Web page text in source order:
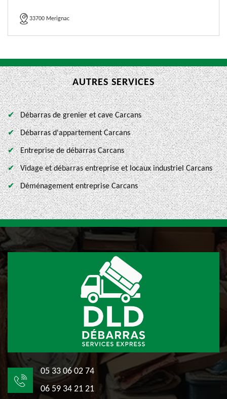
33700 Merignac
AUTRES SERVICES
Débarras de grenier et cave Carcans
Débarras d'appartement Carcans
Entreprise de débarras Carcans
Vidage et débarras entreprise et locaux industriel Carcans
Déménagement entreprise Carcans
05 33 06 02 74
06 59 34 21 21